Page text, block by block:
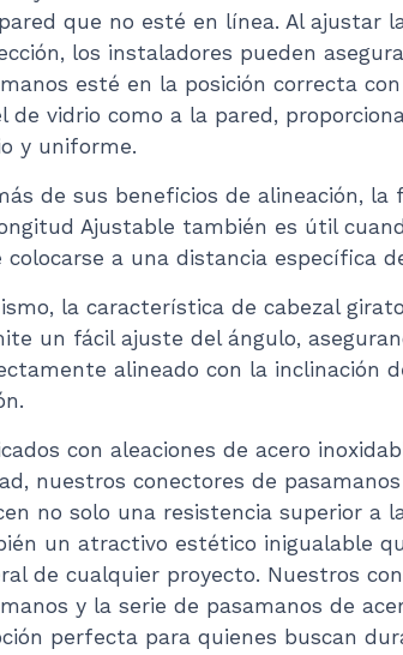
que no esté en línea. Al ajustar
los instaladores pueden
esté en la posición correcta
de vidrio como a la pared,
y uniforme.
de sus beneficios de alineación, la
Ajustable también es útil
colocarse a una distancia específica
la característica de cabezal
un fácil ajuste del ángulo,
alineado con la inclinación
con aleaciones de acero
nuestros conectores de
no solo una resistencia superior a
un atractivo estético inigualable
de cualquier proyecto. Nuestros
y la serie de pasamanos de
perfecta para quienes buscan